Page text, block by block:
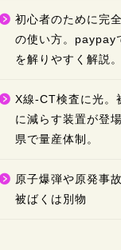
初心者のために完
の使い方。paypay
を解りやすく解説。
X線-CT検査に光。
に減らす装置が登
県で量産体制。
原子爆弾や原発事
被ばくは別物